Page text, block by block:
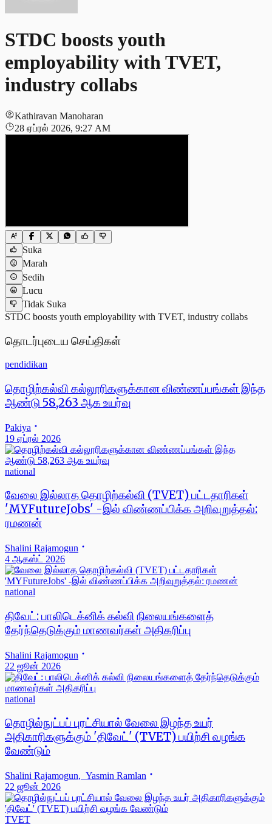
STDC boosts youth
employability with TVET,
industry collabs
Kathiravan Manoharan
28 ஏப்ரல் 2026, 9:27 AM
Suka
Marah
Sedih
Lucu
Tidak Suka
STDC boosts youth employability with TVET, industry collabs
தொடர்புடைய செய்திகள்
pendidikan
தொழிற்கல்வி கல்லூரிகளுக்கான விண்ணப்பங்கள் இந்த
ஆண்டு 58,263 ஆக உயர்வு
Pakiya
19 ஏப்ரல் 2026
national
வேலை இல்லாத தொழிற்கல்வி (TVET) பட்டதாரிகள்
'MYFutureJobs' -இல் விண்ணப்பிக்க அறிவுறுத்தல்:
ரமணன்
Shalini Rajamogun
4 ஆகஸ்ட் 2026
national
திவேட்: பாலிடெக்னிக் கல்வி நிலையங்களைத்
தேர்ந்தெடுக்கும் மாணவர்கள் அதிகரிப்பு
Shalini Rajamogun
22 ஜூன் 2026
national
தொழில்நுட்பப் புரட்சியால் வேலை இழந்த உயர்
அதிகாரிகளுக்கும் 'திவேட்' (TVET) பயிற்சி வழங்க
வேண்டும்
Shalini Rajamogun, Yasmin Ramlan
22 ஜூன் 2026
TVET